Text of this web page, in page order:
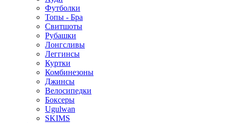
Футболки
Топы - Бра
Свитшоты
Рубашки
Лонгсливы
Леггинсы
Куртки
Комбинезоны
Джинсы
Велосипедки
Боксеры
Ugulwan
SKIMS